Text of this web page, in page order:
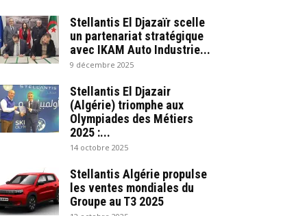
Stellantis El Djazaïr scelle
un partenariat stratégique
avec IKAM Auto Industrie...
9 décembre 2025
Stellantis El Djazair
(Algérie) triomphe aux
Olympiades des Métiers
2025 :...
14 octobre 2025
Stellantis Algérie propulse
les ventes mondiales du
Groupe au T3 2025